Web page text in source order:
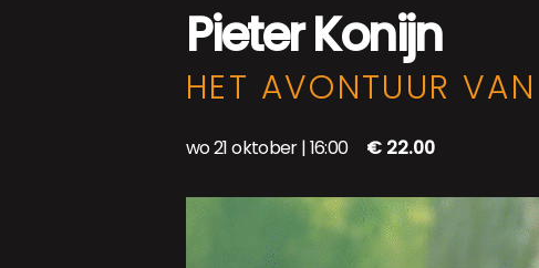
Pieter Konijn
HET AVONTUUR
wo 21 oktober | 16:00 € 22.00